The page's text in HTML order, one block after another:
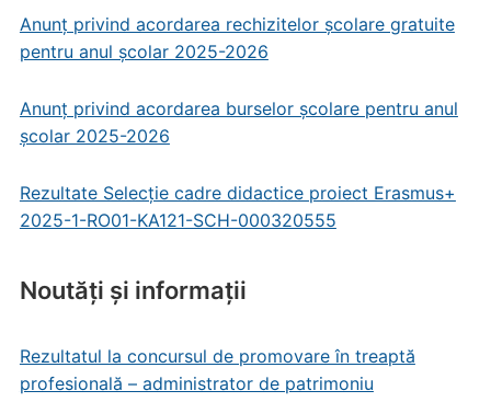
Anunț privind acordarea rechizitelor școlare gratuite
pentru anul școlar 2025-2026
Anunț privind acordarea burselor școlare pentru anul
școlar 2025-2026
Rezultate Selecție cadre didactice proiect Erasmus+
2025-1-RO01-KA121-SCH-000320555
Noutăți și informații
Rezultatul la concursul de promovare în treaptă
profesională – administrator de patrimoniu